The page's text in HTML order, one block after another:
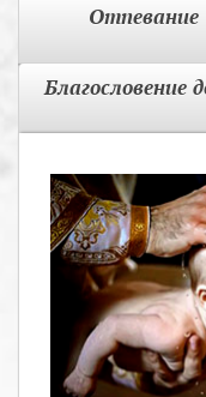
Отпевание
Благословение